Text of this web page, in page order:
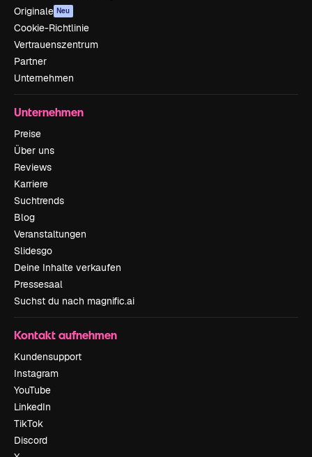
Originale Neu
Cookie-Richtlinie
Vertrauenszentrum
Partner
Unternehmen
Unternehmen
Preise
Über uns
Reviews
Karriere
Suchtrends
Blog
Veranstaltungen
Slidesgo
Deine Inhalte verkaufen
Pressesaal
Suchst du nach magnific.ai
Kontakt aufnehmen
Kundensupport
Instagram
YouTube
LinkedIn
TikTok
Discord